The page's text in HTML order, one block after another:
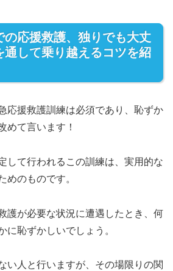
の応援救護、独りでも大丈
通して乗り越えるコツを紹
応援救護訓練は必須であり、恥ずか
めて言います！
して行われるこの訓練は、実用的な
めのものです。
護が必要な状況に遭遇したとき、何
に恥ずかしいでしょう。
い人と行いますが、その場限りの関